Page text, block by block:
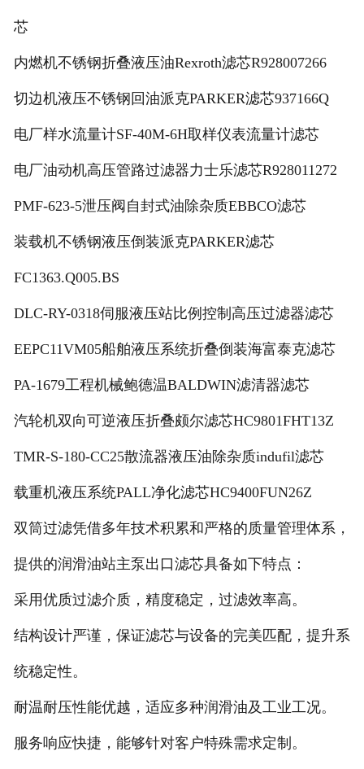
芯
内燃机不锈钢折叠液压油Rexroth滤芯R928007266
切边机液压不锈钢回油派克PARKER滤芯937166Q
电厂样水流量计SF-40M-6H取样仪表流量计滤芯
电厂油动机高压管路过滤器力士乐滤芯R928011272
PMF-623-5泄压阀自封式油除杂质EBBCO滤芯
装载机不锈钢液压倒装派克PARKER滤芯
FC1363.Q005.BS
DLC-RY-0318伺服液压站比例控制高压过滤器滤芯
EEPC11VM05船舶液压系统折叠倒装海富泰克滤芯
PA-1679工程机械鲍德温BALDWIN滤清器滤芯
汽轮机双向可逆液压折叠颇尔滤芯HC9801FHT13Z
TMR-S-180-CC25散流器液压油除杂质indufil滤芯
载重机液压系统PALL净化滤芯HC9400FUN26Z
双筒过滤凭借多年技术积累和严格的质量管理体系，
提供的润滑油站主泵出口滤芯具备如下特点：
采用优质过滤介质，精度稳定，过滤效率高。
结构设计严谨，保证滤芯与设备的完美匹配，提升系
统稳定性。
耐温耐压性能优越，适应多种润滑油及工业工况。
服务响应快捷，能够针对客户特殊需求定制。